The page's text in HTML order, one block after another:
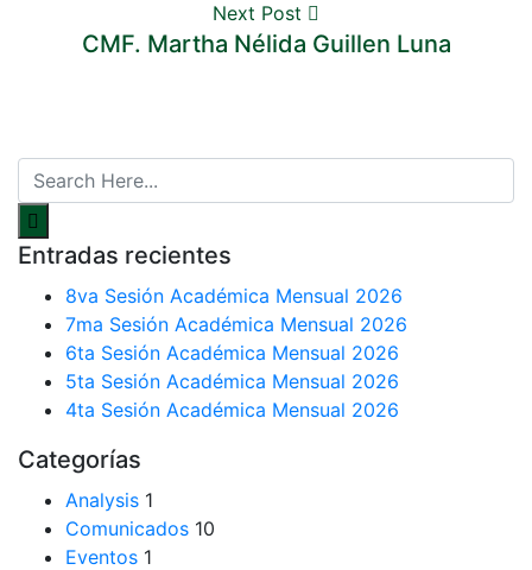
Next Post
CMF. Martha Nélida Guillen Luna
Entradas recientes
8va Sesión Académica Mensual 2026
7ma Sesión Académica Mensual 2026
6ta Sesión Académica Mensual 2026
5ta Sesión Académica Mensual 2026
4ta Sesión Académica Mensual 2026
Categorías
Analysis 1
Comunicados 10
Eventos 1